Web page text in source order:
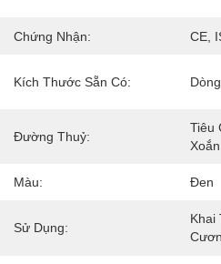
Chứng Nhận: CE,
Kích Thước Sẵn Có:
Đường Thuỷ:
Tiêu
Màu: Đen
Sử Dụng:
Khai